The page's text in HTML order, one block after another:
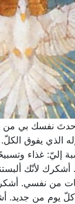
نفسك بي من
الذي يفوق
غذاء وتسبيحًا
لأنّك
من نفسي.
كلّ يوم من جديد.